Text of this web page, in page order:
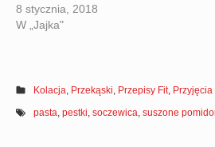
8 stycznia, 2018
W „Jajka"
Kolacja, Przekąski, Przepisy Fit, Przyjęcia
pasta,pestki,soczewica,suszone